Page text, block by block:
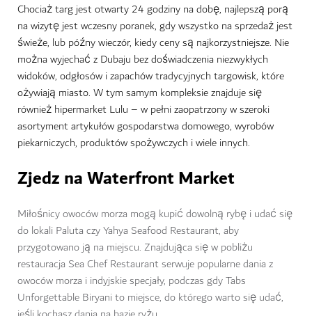
Chociaż targ jest otwarty 24 godziny na dobę, najlepszą porą
na wizytę jest wczesny poranek, gdy wszystko na sprzedaż jest
świeże, lub późny wieczór, kiedy ceny są najkorzystniejsze. Nie
można wyjechać z Dubaju bez doświadczenia niezwykłych
widoków, odgłosów i zapachów tradycyjnych targowisk, które
ożywiają miasto. W tym samym kompleksie znajduje się
również hipermarket Lulu – w pełni zaopatrzony w szeroki
asortyment artykułów gospodarstwa domowego, wyrobów
piekarniczych, produktów spożywczych i wiele innych.
Zjedz na Waterfront Market
Miłośnicy owoców morza mogą kupić dowolną rybę i udać się
do lokali Paluta czy Yahya Seafood Restaurant, aby
przygotowano ją na miejscu. Znajdująca się w pobliżu
restauracja Sea Chef Restaurant serwuje popularne dania z
owoców morza i indyjskie specjały, podczas gdy Tabs
Unforgettable Biryani to miejsce, do którego warto się udać,